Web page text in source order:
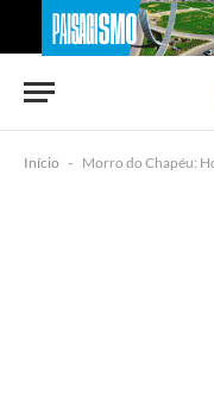
Início - Morro do Chapéu: Homem é morto a